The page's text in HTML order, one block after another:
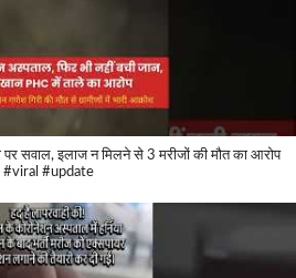
पर सवाल, इलाज न मिलने से 3 मरीजों की मौत का आरोप
#viral #update